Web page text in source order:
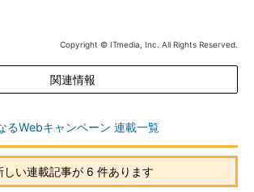
Copyright © ITmedia, Inc. All Rights Reserved.
関連情報
るWebキャンペーン 連載一覧
しい連載記事が 6 件あります